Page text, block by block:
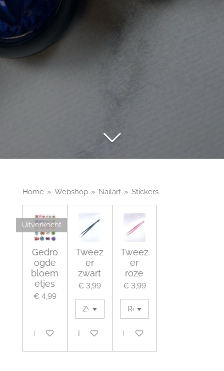
Home » Webshop » Nailart » Stickers
Uitverkocht
Gedro
ogde
bloem
etjes
€ 4,99
Houd mij op de hoogte
Tweez
er
zwart
€ 3,99
In winkelwagen
Tweez
er
roze
€ 3,99
In winkelwagen